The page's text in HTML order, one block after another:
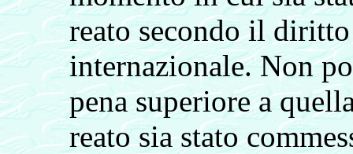
reato secondo il
internazionale. Non
pena superiore a
reato sia stato